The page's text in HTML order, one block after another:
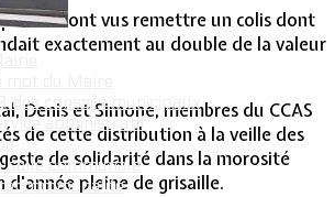
mot du Maire
des conseils municipaux
administratif
salle communale
se sont vus remettre un colis dont
exactement au double de la valeur
Denis et Simone, membres du CCAS
de cette distribution à la veille des
de solidarité dans la morosité
pleine de grisaille.